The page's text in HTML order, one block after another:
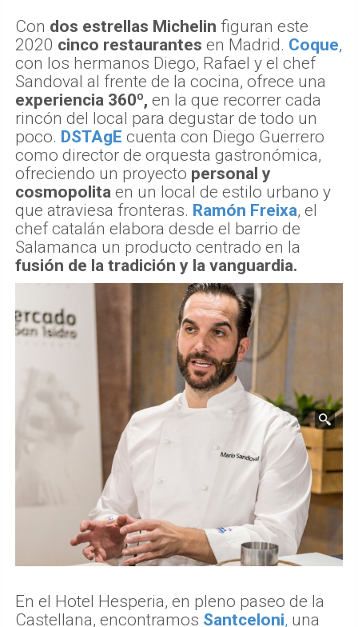
Con dos estrellas Michelin figuran este
2020 cinco restaurantes en Madrid. Coque,
con los hermanos Diego, Rafael y el chef
Sandoval al frente de la cocina, ofrece una
experiencia 360º, en la que recorrer cada
rincón del local para degustar de todo un
poco. DSTAgE cuenta con Diego Guerrero
como director de orquesta gastronómica,
ofreciendo un proyecto personal y
cosmopolita en un local de estilo urbano y
que atraviesa fronteras. Ramón Freixa, el
chef catalán elabora desde el barrio de
Salamanca un producto centrado en la
fusión de la tradición y la vanguardia.
En el Hotel Hesperia, en pleno paseo de la
Castellana, encontramos Santceloni, una